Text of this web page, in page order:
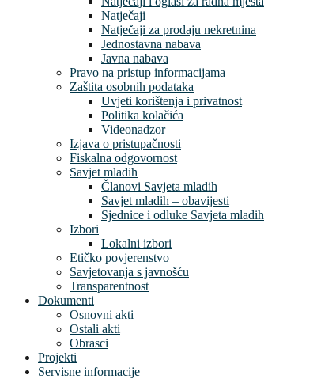
Natječaji
Natječaji za prodaju nekretnina
Jednostavna nabava
Javna nabava
Pravo na pristup informacijama
Zaštita osobnih podataka
Uvjeti korištenja i privatnost
Politika kolačića
Videonadzor
Izjava o pristupačnosti
Fiskalna odgovornost
Savjet mladih
Članovi Savjeta mladih
Savjet mladih – obavijesti
Sjednice i odluke Savjeta mladih
Izbori
Lokalni izbori
Etičko povjerenstvo
Savjetovanja s javnošću
Transparentnost
Dokumenti
Osnovni akti
Ostali akti
Obrasci
Projekti
Servisne informacije